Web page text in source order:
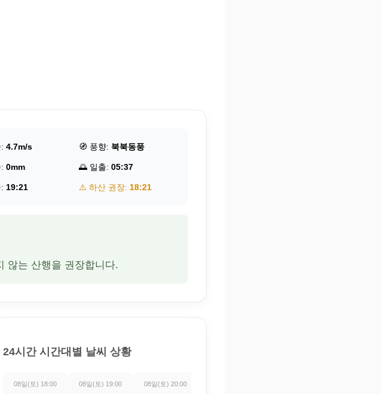
4.7m/s 🧭 풍향: 북북동풍
0mm 🌅 일출: 05:37
19:21 ⚠️ 하산 권장: 18:21
않는 산행을 권장합니다.
24시간 시간대별 날씨 상황
08일(토) 18:00 08일(토) 19:00 08일(토) 20:00